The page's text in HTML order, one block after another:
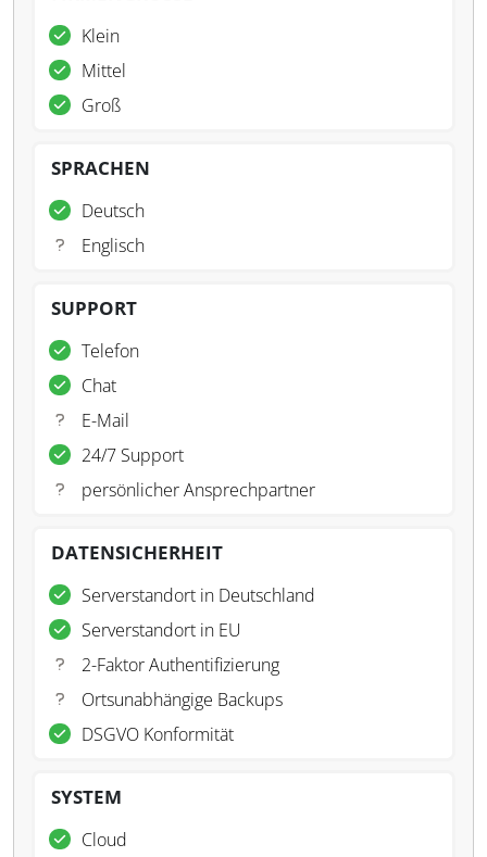
Klein
Mittel
Groß
SPRACHEN
Deutsch
Englisch
SUPPORT
Telefon
Chat
E-Mail
24/7 Support
persönlicher Ansprechpartner
DATENSICHERHEIT
Serverstandort in Deutschland
Serverstandort in EU
2-Faktor Authentifizierung
Ortsunabhängige Backups
DSGVO Konformität
SYSTEM
Cloud